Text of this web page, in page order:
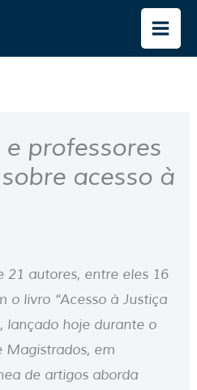
professores
acesso à
21 autores, entre eles 16
o livro “Acesso à Justiça
lançado hoje durante o
Magistrados, em
de artigos aborda